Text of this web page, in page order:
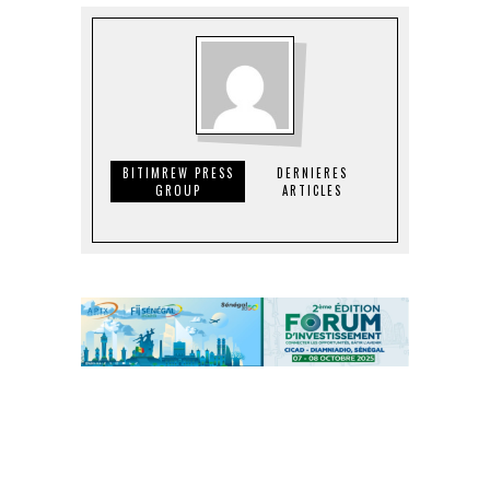
BITIMREW PRESS
GROUP
DERNIERES
ARTICLES